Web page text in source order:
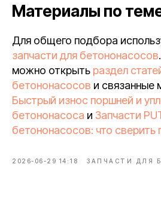
Материалы по
Для общего подбора
запчасти для бетононасосов
можно открыть раздел
бетононасосов и связанные
Быстрый износ поршней и
бетононасоса и Запчасти
бетононасосов: что сверить
2026-06-29 14:18 ЗАПЧАСТИ ДЛЯ